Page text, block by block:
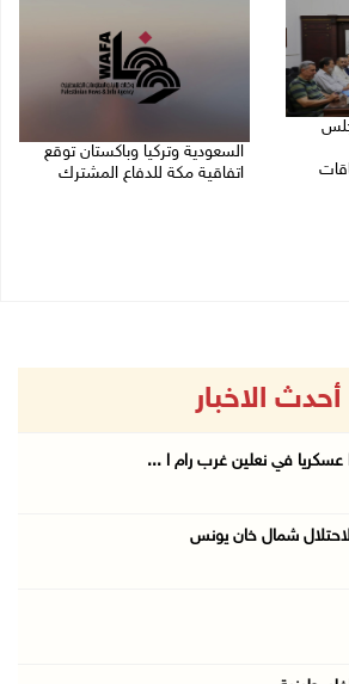
السعودية وتركيا وباكستان توقع
اتفاقية مكة للدفاع المشترك
أحدث الاخبار
عسكريا في نعلين غرب رام ا ...